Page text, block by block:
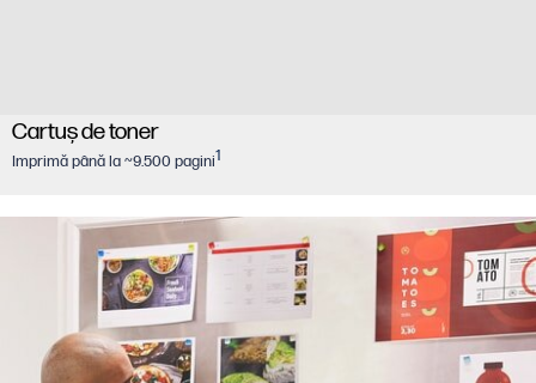
Cartuş de toner
Imprimă până la ~9.500 pagini1